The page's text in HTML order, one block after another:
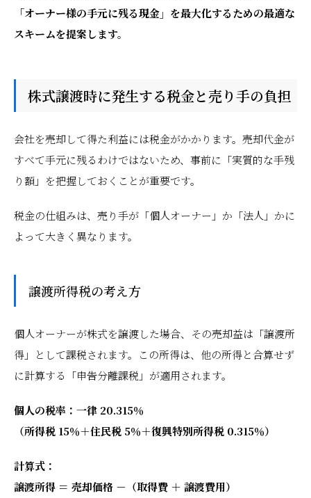
「オーナー様の手元に残る現金」を最大化するための最適な
スキームを提案します。
株式譲渡時に発生する税金と売り手の負担
会社を売却して得た利益には税金がかかります。売却代金が
すべて手元に残るわけではないため、事前に「実質的な手残
り額」を把握しておくことが重要です。
税金の仕組みは、売り手が「個人オーナー」か「法人」かに
よって大きく異なります。
譲渡所得税の考え方
個人オーナーが株式を譲渡した場合、その売却益は「譲渡所
得」として課税されます。この所得は、他の所得と合算せず
に計算する「申告分離課税」が適用されます。
個人の税率：一律 20.315％
（所得税 15％＋住民税 5％＋復興特別所得税 0.315％）
計算式：
譲渡所得 ＝ 売却価格 －（取得費 ＋ 譲渡費用）